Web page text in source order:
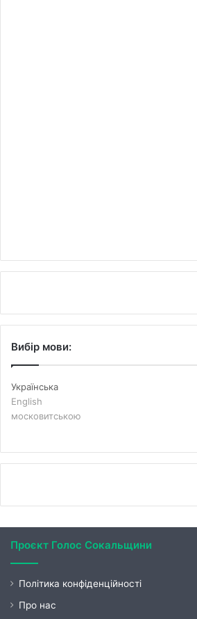
Вибір мови:
Українська
English
московитською
Проєкт Голос Сокальщини
Політика конфіденційності
Про нас